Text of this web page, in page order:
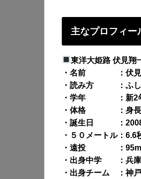
主なプロフィー
東洋大姫路 伏見翔
・名前 ：伏見
・読み方 ：ふし
・学年 ：新2
・体格 ：身長
・誕生日 ：2008
・５０メートル：6.6
・遠投 ：95m
・出身中学 ：兵庫
・出身チーム ：神